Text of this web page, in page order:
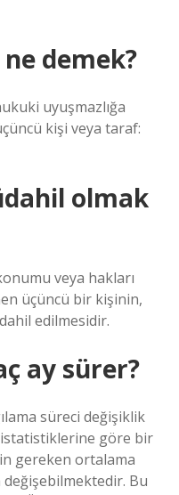
demek?
uyuşmazlığa
kişi veya taraf:
olmak
veya hakları
üçüncü bir kişinin,
edilmesidir.
ay sürer?
süreci değişiklik
istatistiklerine göre bir
gereken ortalama
değişebilmektedir. Bu